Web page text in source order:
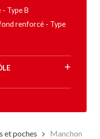
- Type B
renforcé - Type
et poches
Manchon